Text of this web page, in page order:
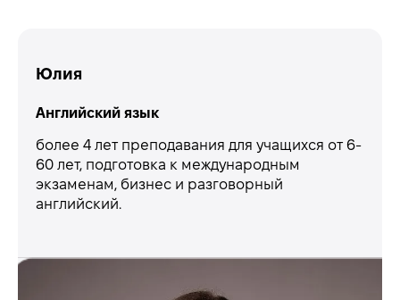
Юлия
Английский язык
более 4 лет преподавания для учащихся от 6-
60 лет, подготовка к международным
экзаменам, бизнес и разговорный
английский.